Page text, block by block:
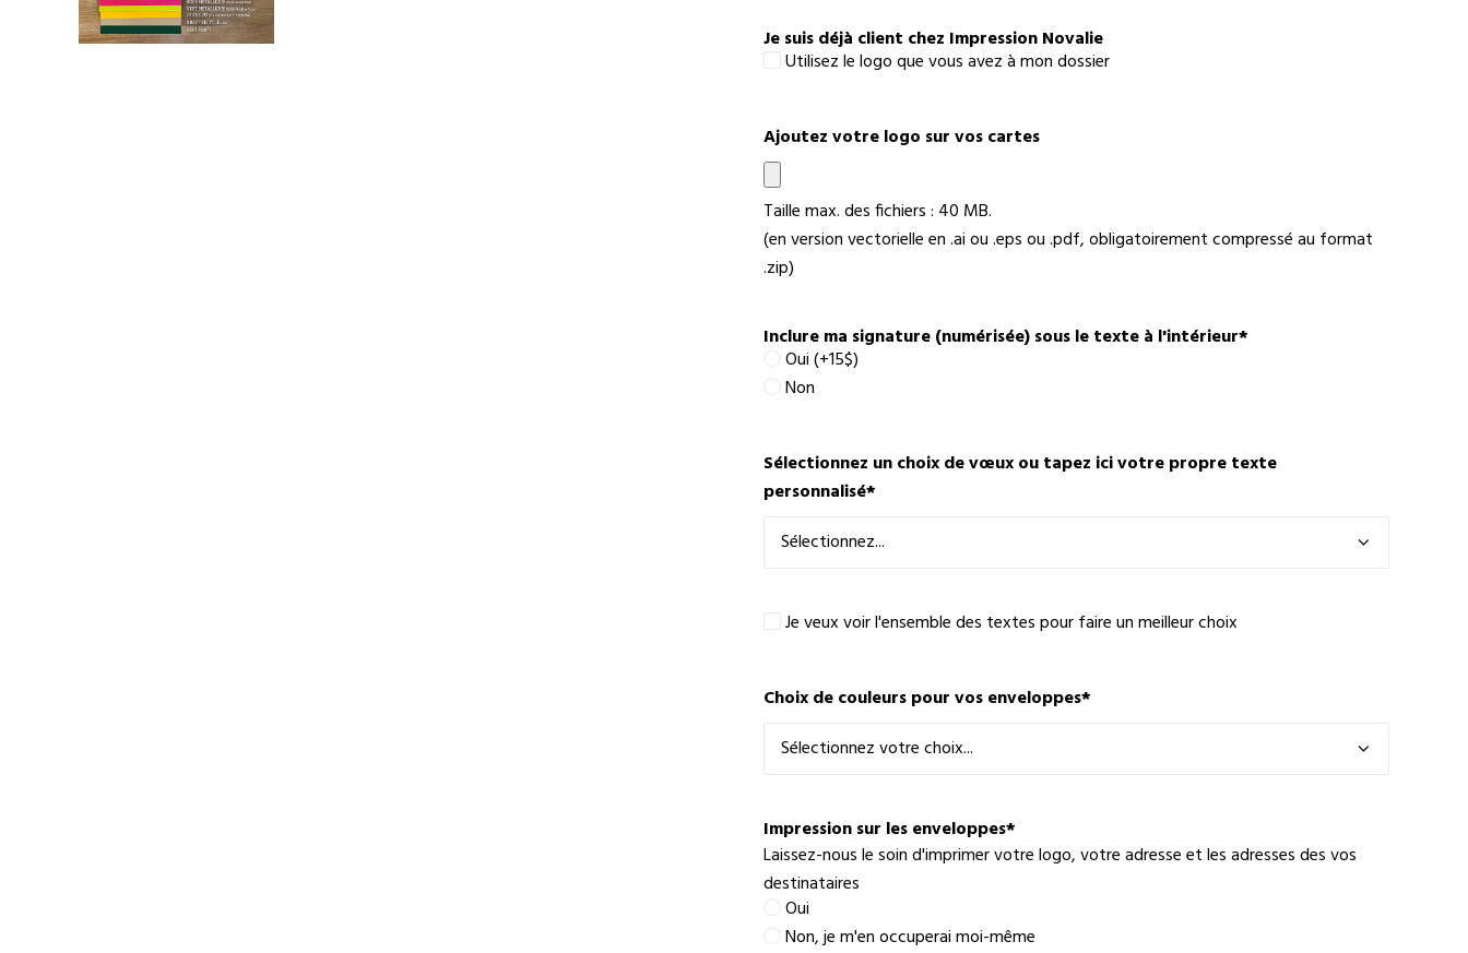
Je suis déjà client chez Impression Novalie
Utilisez le logo que vous avez à mon dossier
Ajoutez votre logo sur vos cartes
Taille max. des fichiers : 40 MB.
(en version vectorielle en .ai ou .eps ou .pdf, obligatoirement compressé au format
.zip)
Inclure ma signature (numérisée) sous le texte à l'intérieur*
Oui (+15$)
Non
Sélectionnez un choix de vœux ou tapez ici votre propre texte
personnalisé*
l'ensemble
textes
pour
meilleur
choix
Je veux voir l'ensemble des textes pour faire un meilleur choix
Choix de couleurs pour vos enveloppes*
Impression sur les enveloppes*
Laissez-nous le soin d'imprimer votre logo, votre adresse et les adresses des vos
destinataires
Oui
Non, je m'en occuperai moi-même